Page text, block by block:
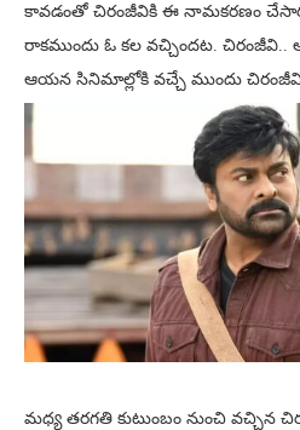
కావడంతో చిరంజీవికి ఈ నామకరణం
రాకముందు ఓ కల వచ్చిందట. చిరంజీవి..
ఆయన సినిమాల్లోకి వచ్చే ముందు చిరంజీవి
మధ్య తరగతి కుటుంబం నుంచి వచ్చిన